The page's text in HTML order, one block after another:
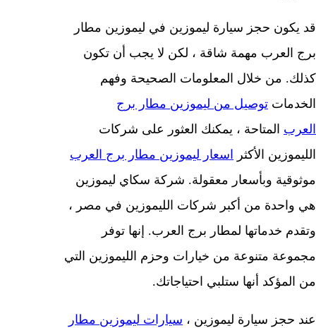
قد يكون حجز سيارة ليموزين في ليموزين مطار
برج العرب مهمة شاقة ، لكن لا يجب أن تكون
كذلك. من خلال المعلومات الصحيحة وفهم
الخدمات توصيل من ليموزين مطار برج
العرب المتاحة ، يمكنك العثور على شركات
الليموزين الأكثر
اسعار ليموزين مطار برج العرب
موثوقية وبأسعار معقولة. شركة سكاي ليموزين
هي واحدة من أكبر شركات الليموزين في مصر ،
وتقدم خدماتها لمطار برج العرب. إنها توفر
مجموعة متنوعة من خيارات وحزم الليموزين التي
من المؤكد أنها ستلبي احتياجاتك.
عند حجز سيارة ليموزين ، سيارات ليموزين مطار